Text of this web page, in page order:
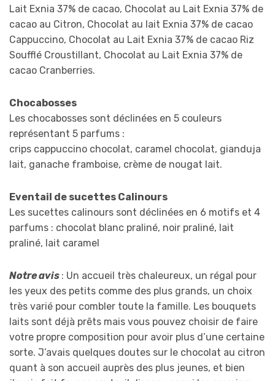
Lait Exnia 37% de cacao, Chocolat au Lait Exnia 37% de
cacao au Citron, Chocolat au lait Exnia 37% de cacao
Cappuccino, Chocolat au Lait Exnia 37% de cacao Riz
Soufflé Croustillant, Chocolat au Lait Exnia 37% de
cacao Cranberries.
Chocabosses
Les chocabosses sont déclinées en 5 couleurs
représentant 5 parfums :
crips cappuccino chocolat, caramel chocolat, gianduja
lait, ganache framboise, crème de nougat lait.
Eventail de sucettes Calinours
Les sucettes calinours sont déclinées en 6 motifs et 4
parfums : chocolat blanc praliné, noir praliné, lait
praliné, lait caramel
Notre avis : Un accueil très chaleureux, un régal pour
les yeux des petits comme des plus grands, un choix
très varié pour combler toute la famille. Les bouquets
laits sont déjà prêts mais vous pouvez choisir de faire
votre propre composition pour avoir plus d’une certaine
sorte. J’avais quelques doutes sur le chocolat au citron
quant à son accueil auprès des plus jeunes, et bien